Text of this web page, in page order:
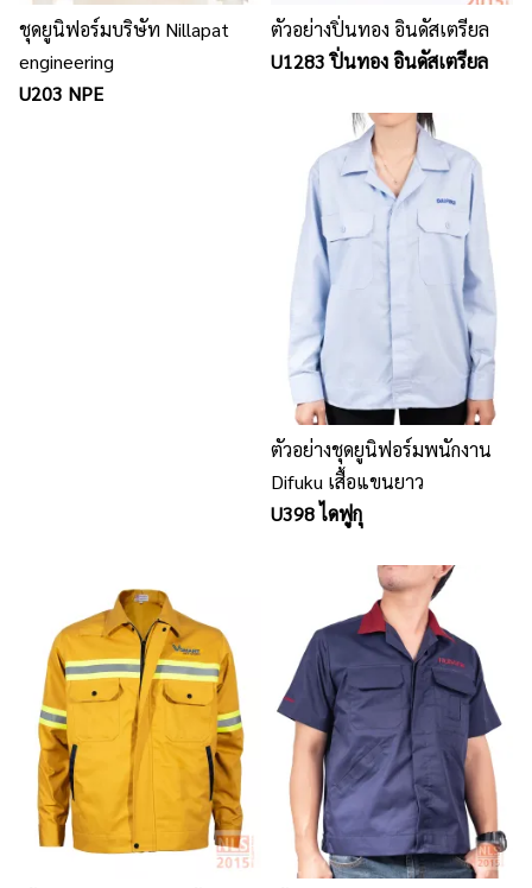
ชุดยูนิฟอร์มบริษัท Nillapat
engineering
U203 NPE
ตัวอย่างปิ่นทอง อินดัสเตรียล
U1283 ปิ่นทอง อินดัสเตรียล
ตัวอย่างชุดยูนิฟอร์มพนักงาน
Difuku เสื้อแขนยาว
U398 ไดฟูกุ